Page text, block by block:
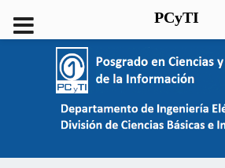
PCyTI